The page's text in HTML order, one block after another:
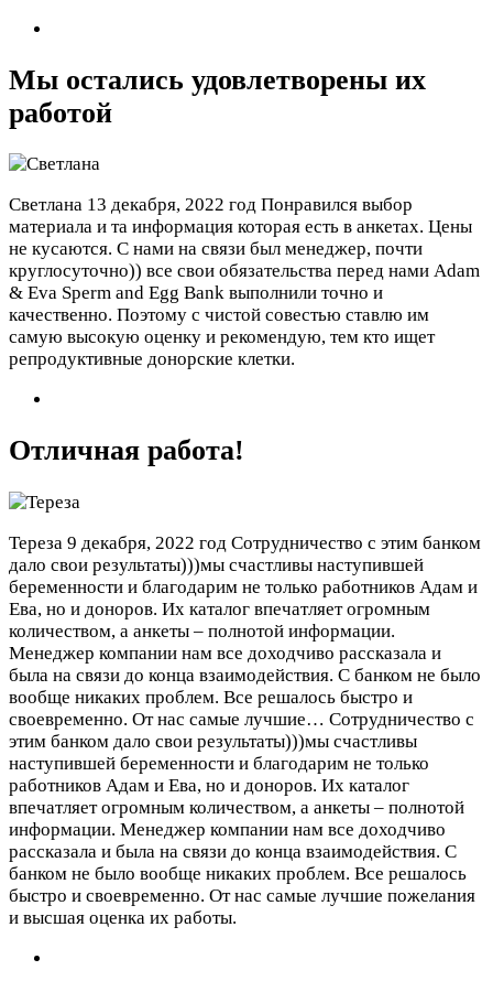
Мы остались удовлетворены их
работой
Светлана 13 декабря, 2022 год Понравился выбор
материала и та информация которая есть в анкетах. Цены
не кусаются. С нами на связи был менеджер, почти
круглосуточно)) все свои обязательства перед нами Adam
& Eva Sperm and Egg Bank выполнили точно и
качественно. Поэтому с чистой совестью ставлю им
самую высокую оценку и рекомендую, тем кто ищет
репродуктивные донорские клетки.
Отличная работа!
Тереза 9 декабря, 2022 год Сотрудничество с этим банком
дало свои результаты)))мы счастливы наступившей
беременности и благодарим не только работников Адам и
Ева, но и доноров. Их каталог впечатляет огромным
количеством, а анкеты – полнотой информации.
Менеджер компании нам все доходчиво рассказала и
была на связи до конца взаимодействия. С банком не было
вообще никаких проблем. Все решалось быстро и
своевременно. От нас самые лучшие… Сотрудничество с
этим банком дало свои результаты)))мы счастливы
наступившей беременности и благодарим не только
работников Адам и Ева, но и доноров. Их каталог
впечатляет огромным количеством, а анкеты – полнотой
информации. Менеджер компании нам все доходчиво
рассказала и была на связи до конца взаимодействия. С
банком не было вообще никаких проблем. Все решалось
быстро и своевременно. От нас самые лучшие пожелания
и высшая оценка их работы.